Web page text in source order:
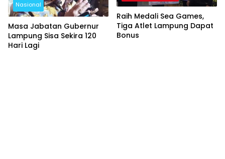
Nasional
Masa Jabatan Gubernur
Lampung Sisa Sekira 120
Hari Lagi
Raih Medali Sea Games,
Tiga Atlet Lampung Dapat
Bonus